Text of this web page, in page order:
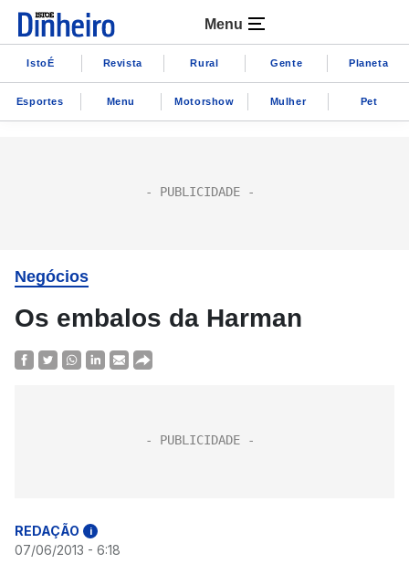
Menu
IstoÉ Revista Rural Gente Planeta
Esportes Menu Motorshow Mulher Pet
Negócios
Os embalos da Harman
REDAÇÃO i
07/06/2013 - 6:18